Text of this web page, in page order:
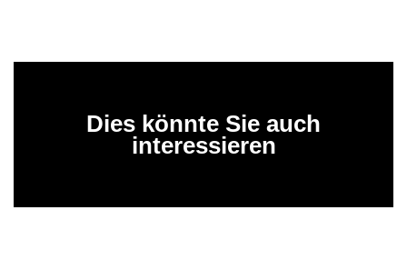
Dies könnte Sie auch
interessieren